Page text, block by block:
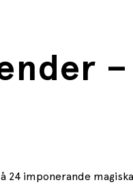
24 imponerande